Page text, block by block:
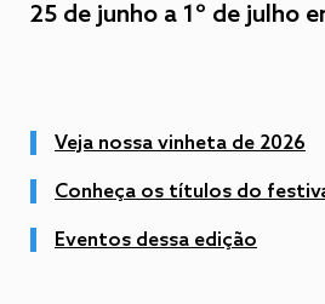
25 de junho a 1º de julho
Veja nossa vinheta de 2026
Conheça os títulos do
Eventos dessa edição